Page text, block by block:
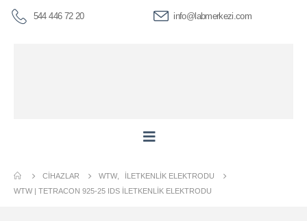
544 446 72 20 info@labmerkezi.com
CIHAZLAR WTW
İLETKENLIK ELEKTRODU
WTW | TETRACON 925-25 IDS İLETKENLIK ELEKTRODU